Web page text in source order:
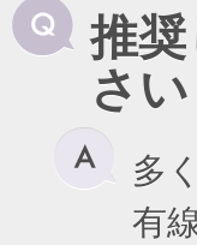
推
さい
多
有